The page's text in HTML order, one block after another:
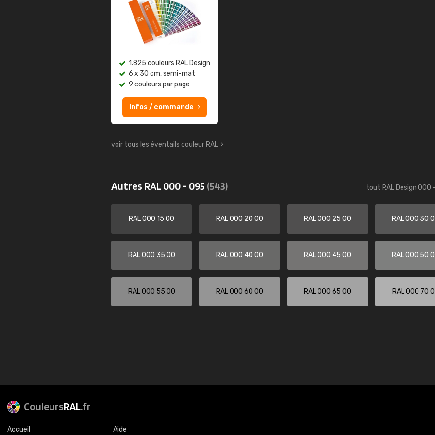
1.825 couleurs RAL Design
6 x 30 cm, semi-mat
9 couleurs par page
Infos / commande
voir tous les éventails couleur RAL
Autres RAL 000 - 095 (543) tout RAL Design 000
RAL 000 15 00 RAL 000 20 00 RAL 000 25 00 RAL 000 30
RAL 000 35 00 RAL 000 40 00 RAL 000 45 00 RAL 000 50
RAL 000 55 00 RAL 000 60 00 RAL 000 65 00 RAL 000 70
CouleursRAL.fr
Accueil Aide